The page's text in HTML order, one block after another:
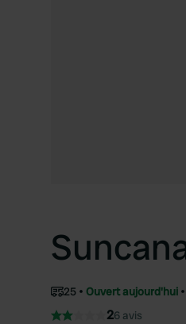
25 Ouvert aujourd'hui
26 avis